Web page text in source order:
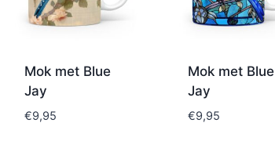
Mok met Blue
Jay
€9,95
Mok met Blue
Jay
€9,95